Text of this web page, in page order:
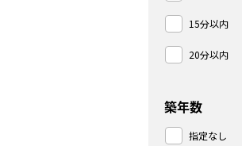
15分以内
20分以内
築年数
指定なし